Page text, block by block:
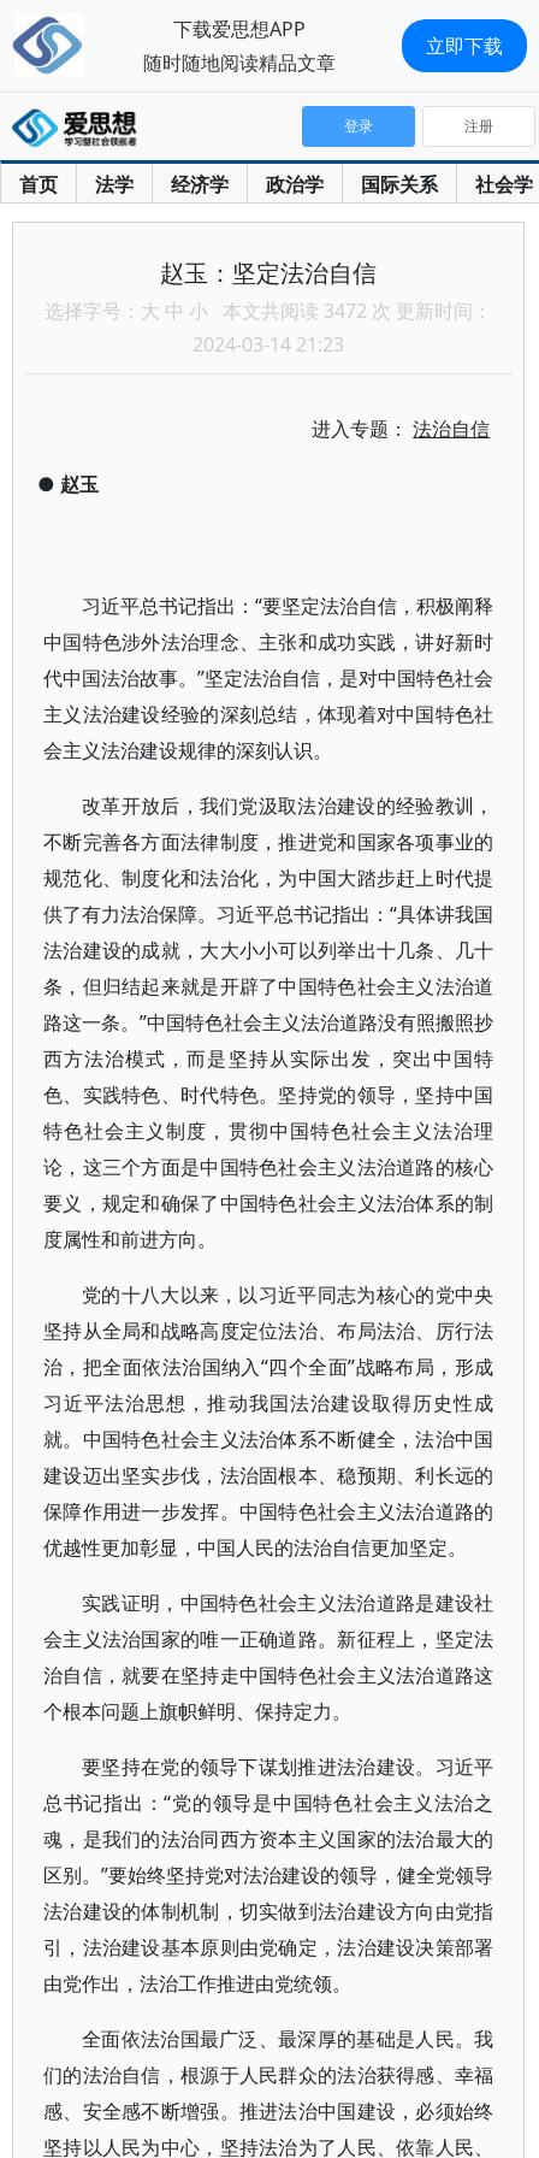
首页 法学 经济学 政治学 国际关系 社会学
登录 注册
赵玉：坚定法治自信
选择字号： 大 中 小 本文共阅读 3472 次 更新时间：
2024-03-14 21:23
进入专题：法治自信
● 赵玉
习近平总书记指出：“要坚定法治自信，积极阐释
中国特色涉外法治理念、主张和成功实践，讲好新时
代中国法治故事。”坚定法治自信，是对中国特色社会
主义法治建设经验的深刻总结，体现着对中国特色社
会主义法治建设规律的深刻认识。
改革开放后，我们党汲取法治建设的经验教训，
不断完善各方面法律制度，推进党和国家各项事业的
规范化、制度化和法治化，为中国大踏步赶上时代提
供了有力法治保障。习近平总书记指出：“具体讲我国
法治建设的成就，大大小小可以列举出十几条、几十
条，但归结起来就是开辟了中国特色社会主义法治道
路这一条。”中国特色社会主义法治道路没有照搬照抄
西方法治模式，而是坚持从实际出发，突出中国特
色、实践特色、时代特色。坚持党的领导，坚持中国
特色社会主义制度，贯彻中国特色社会主义法治理
论，这三个方面是中国特色社会主义法治道路的核心
要义，规定和确保了中国特色社会主义法治体系的制
度属性和前进方向。
党的十八大以来，以习近平同志为核心的党中央
坚持从全局和战略高度定位法治、布局法治、厉行法
治，把全面依法治国纳入“四个全面”战略布局，形成
习近平法治思想，推动我国法治建设取得历史性成
就。中国特色社会主义法治体系不断健全，法治中国
建设迈出坚实步伐，法治固根本、稳预期、利长远的
保障作用进一步发挥。中国特色社会主义法治道路的
优越性更加彰显，中国人民的法治自信更加坚定。
实践证明，中国特色社会主义法治道路是建设社
会主义法治国家的唯一正确道路。新征程上，坚定法
治自信，就要在坚持走中国特色社会主义法治道路这
个根本问题上旗帜鲜明、保持定力。
要坚持在党的领导下谋划推进法治建设。习近平
总书记指出：“党的领导是中国特色社会主义法治之
魂，是我们的法治同西方资本主义国家的法治最大的
区别。”要始终坚持党对法治建设的领导，健全党领导
法治建设的体制机制，切实做到法治建设方向由党指
引，法治建设基本原则由党确定，法治建设决策部署
由党作出，法治工作推进由党统领。
全面依法治国最广泛、最深厚的基础是人民。我
们的法治自信，根源于人民群众的法治获得感、幸福
感、安全感不断增强。推进法治中国建设，必须始终
坚持以人民为中心，坚持法治为了人民、依靠人民、
下载爱思想APP
随时随地阅读精品文章
立即下载